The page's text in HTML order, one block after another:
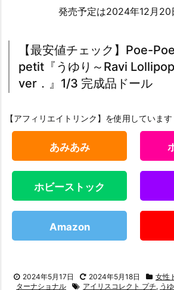
発売予定は2024年12月20
【最安値チェック】Poe-
petit『うゆり～Ravi
ver．』1/3 完成品ドール
【アフィリエイトリンク】を使用しています
あみあみ
ホビーストック
Amazon
2024年5月17日 2024年5月18日 女性
ターナショナル
アイリスコレクト プチ, う